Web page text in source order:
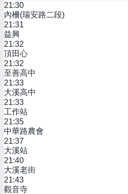
21:30
內柵(瑞安路二段)
21:31
益興
21:32
頂田心
21:32
至善高中
21:33
大溪高中
21:33
工作站
21:35
中華路農會
21:37
大溪站
21:40
大溪老街
21:43
觀音寺